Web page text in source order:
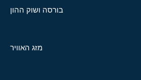
בורסה ושוק ההון
מזג האוויר